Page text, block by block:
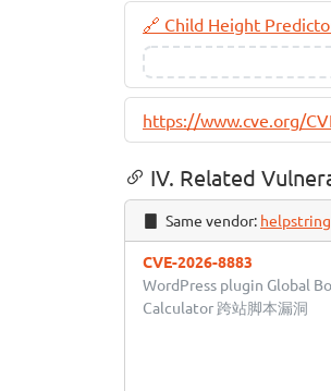
🔗 Child Height
https://www.cve.org/
IV. Related
Same vendor: helpstring
CVE-2026-8883
WordPress plugin Global
Calculator 跨站脚本漏洞